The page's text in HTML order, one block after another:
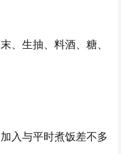
、生抽、料酒、糖、
入与平时煮饭差不多